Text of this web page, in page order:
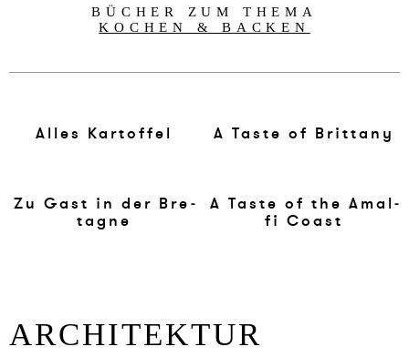
BÜCHER ZUM THEMA
KOCHEN & BACKEN
Al­les Kar­tof­fel A Ta­ste of Brit­ta­ny
Zu Gast in der Bre­
ta­gne
A Ta­ste of the Amal­
fi Co­ast
AR­CHI­TEK­TUR